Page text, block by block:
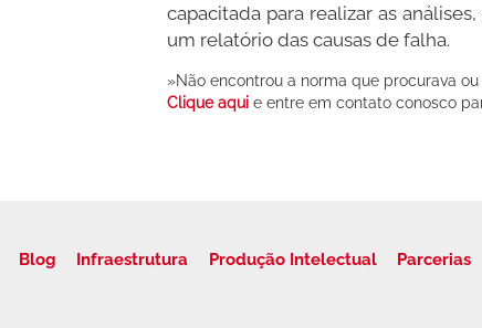
capacitada para realizar as
um relatório das causas de falha.
»Não encontrou a norma que procurava
Clique aquie entre em contato conosco
Blog Infraestrutura Produção Intelectual Parcerias